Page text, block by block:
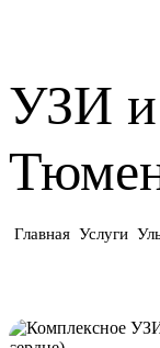
УЗИ
Главная Услуги